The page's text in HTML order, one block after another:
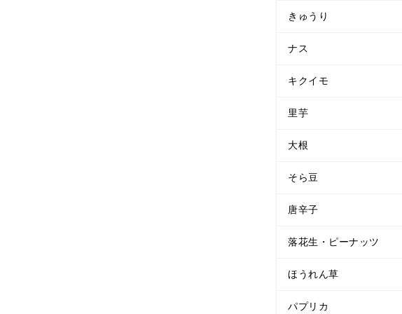
きゅうり
ナス
キクイモ
里芋
大根
そら豆
唐辛子
落花生・ピーナッツ
ほうれん草
パプリカ